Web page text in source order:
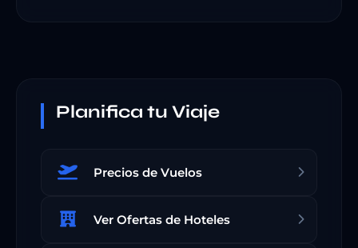
Planifica tu Viaje
Precios de Vuelos
Ver Ofertas de Hoteles